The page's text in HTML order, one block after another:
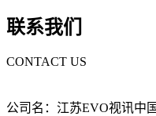
联系我们
CONTACT US
公司名：江苏EVO视讯中